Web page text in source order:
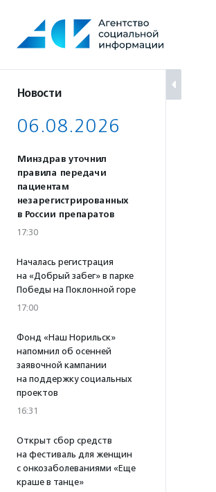
содержанию
Новости
06.08.2026
Минздрав уточнил
правила передачи
пациентам
незарегистрированных
в России препаратов
17:30
Началась регистрация
на «Добрый забег» в парке
Победы на Поклонной горе
17:00
Фонд «Наш Норильск»
напомнил об осенней
заявочной кампании
на поддержку социальных
проектов
16:31
Открыт сбор средств
на фестиваль для женщин
с онкозаболеваниями «Еще
краше в танце»